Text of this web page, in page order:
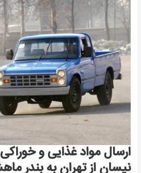
ارسال مواد غذایی و
نیسان از تهران به بندر